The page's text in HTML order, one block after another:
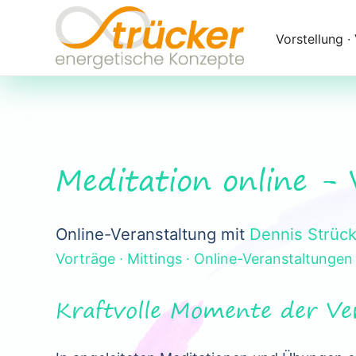
überspringen
Vorstellung ∙
Meditation online -
Online-Veranstaltung mit Dennis
Vorträge ∙ Mittings ∙ Online-Veranstaltungen
Kraftvolle Momente der